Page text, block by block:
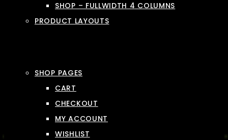
SHOP – FULLWIDTH 4 COLUMNS
PRODUCT LAYOUTS
SHOP PAGES
CART
CHECKOUT
MY ACCOUNT
WISHLIST